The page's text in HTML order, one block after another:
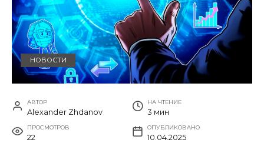
НОВОСТИ
АВТОР
Alexander Zhdanov
НА ЧТЕНИЕ
3 мин
ПРОСМОТРОВ
22
ОПУБЛИКОВАНО
10.04.2025